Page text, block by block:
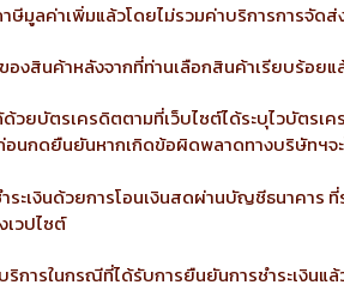
มูลค่าเพิ่มแล้วโดยไม่รวมค่าบริการการจัด
สินค้าหลังจากที่ท่านเลือกสินค้าเรียบร้อย
ด้วยบัตรเครดิตตามที่เว็บไซต์ได้ระบุไวบัต
นกดยืนยันหากเกิดข้อผิดพลาดทางบริษัทฯจ
ระเงินด้วยการโอนเงินสดผ่านบัญชีธนาคา
เวปไซต์
การในกรณีที่ได้รับการยืนยันการชำระเงินแล้